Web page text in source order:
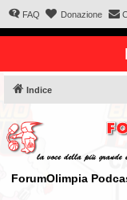
FAQ Donazione
Indice
ForumOlimpia